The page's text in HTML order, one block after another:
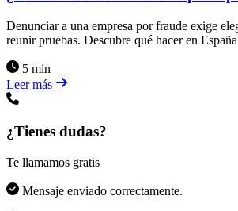
Denunciar a una empresa por fraude exige
reunir pruebas. Descubre qué hacer en
5 min
Leer más
¿Tienes dudas?
Te llamamos gratis
Mensaje enviado correctamente.